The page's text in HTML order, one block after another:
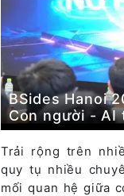
BSides Hanoi
Con người - AI
Trải rộng trên
quy tụ nhiều
mối quan hệ giữa